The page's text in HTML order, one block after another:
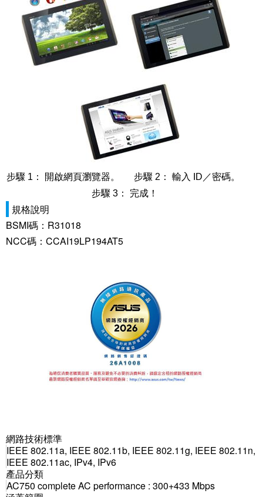
步驟 1： 開啟網頁瀏覽器。 步驟 2： 輸入 ID／密碼。
步驟 3： 完成！
規格說明
BSMI碼：R31018
NCC碼：CCAI19LP194AT5
網路技術標準
IEEE 802.11a, IEEE 802.11b, IEEE 802.11g, IEEE 802.11n,
IEEE 802.11ac, IPv4, IPv6
產品分類
AC750 complete AC performance : 300+433 Mbps